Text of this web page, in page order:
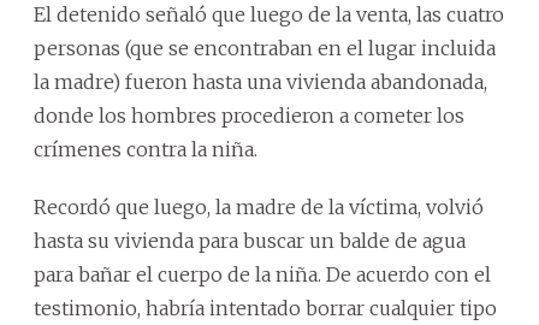
El detenido señaló que luego de la venta, las cuatro
personas (que se encontraban en el lugar incluida
la madre) fueron hasta una vivienda abandonada,
donde los hombres procedieron a cometer los
crímenes contra la niña.
Recordó que luego, la madre de la víctima, volvió
hasta su vivienda para buscar un balde de agua
para bañar el cuerpo de la niña. De acuerdo con el
testimonio, habría intentado borrar cualquier tipo